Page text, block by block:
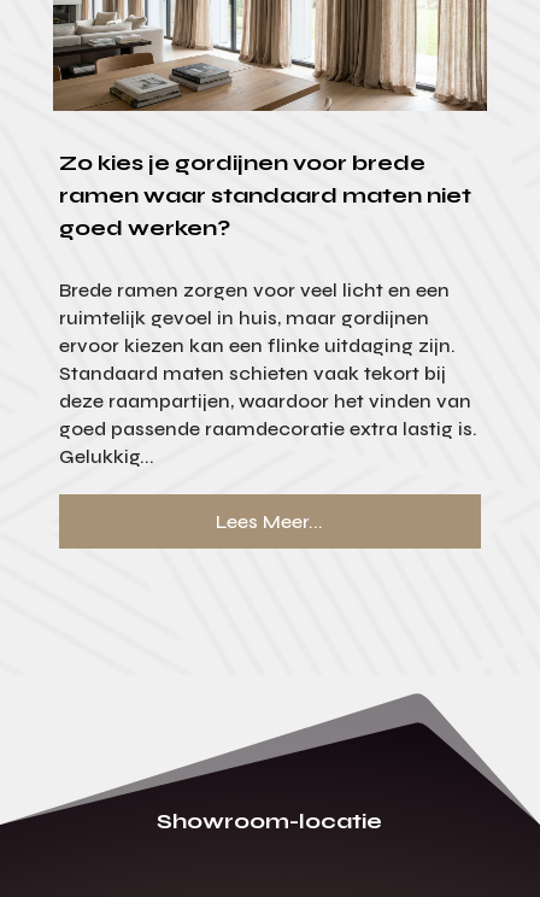
Zo kies je gordijnen voor brede
ramen waar standaard maten niet
goed werken?
Brede ramen zorgen voor veel licht en een
ruimtelijk gevoel in huis, maar gordijnen
ervoor kiezen kan een flinke uitdaging zijn.
Standaard maten schieten vaak tekort bij
deze raampartijen, waardoor het vinden van
goed passende raamdecoratie extra lastig is.
Gelukkig...
Lees Meer...
Showroom-locatie